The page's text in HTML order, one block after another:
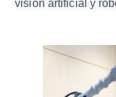
visión artificial y